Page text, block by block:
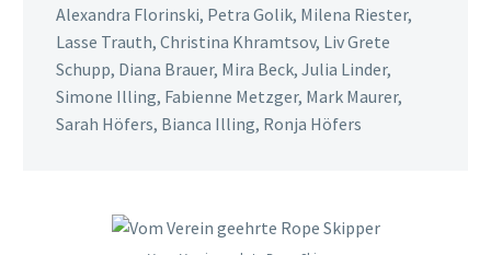
Alexandra Florinski, Petra Golik, Milena Riester,
Lasse Trauth, Christina Khramtsov, Liv Grete
Schupp, Diana Brauer, Mira Beck, Julia Linder,
Simone Illing, Fabienne Metzger, Mark Maurer,
Sarah Höfers, Bianca Illing, Ronja Höfers